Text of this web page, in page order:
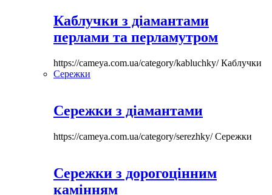
Каблучки з діамантами
перлами та перламутром
https://cameya.com.ua/category/kabluchky/Каблучки
Сережки
Сережки з діамантами
https://cameya.com.ua/category/serezhky/Сережки
Сережки з дорогоцінним
камінням